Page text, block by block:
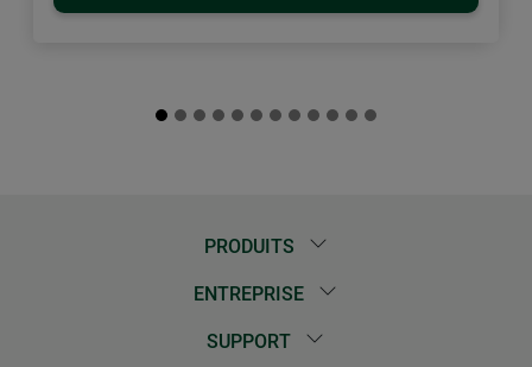
PRODUITS
ENTREPRISE
SUPPORT